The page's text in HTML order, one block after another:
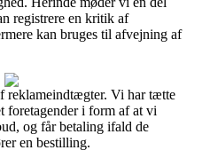
registrere en kritik af
kan bruges til afvejning af
reklameindtægter. Vi har tætte
foretagender i form af at vi
og får betaling ifald de
en bestilling.